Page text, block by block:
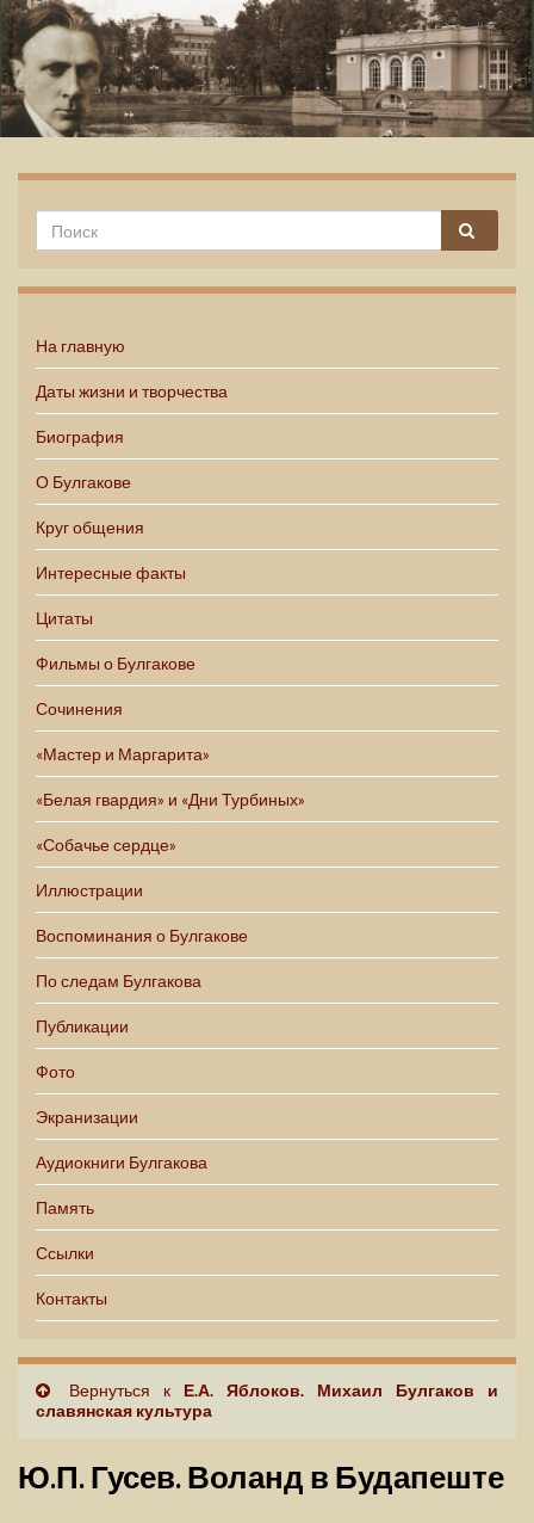
На главную
Даты жизни и творчества
Биография
О Булгакове
Круг общения
Интересные факты
Цитаты
Фильмы о Булгакове
Сочинения
«Мастер и Маргарита»
«Белая гвардия» и «Дни Турбиных»
«Собачье сердце»
Иллюстрации
Воспоминания о Булгакове
По следам Булгакова
Публикации
Фото
Экранизации
Аудиокниги Булгакова
Память
Ссылки
Контакты
Вернуться к Е.А. Яблоков. Михаил Булгаков и
славянская культура
Ю.П. Гусев. Воланд в Будапеште